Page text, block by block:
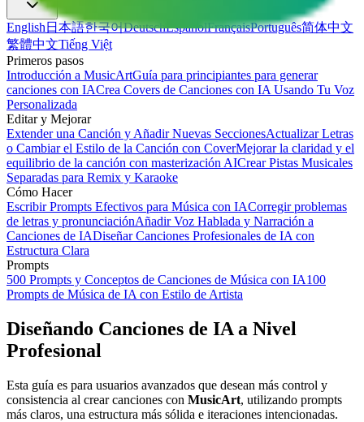
English 日本語한국어DeutschEspañolFrançaisPortuguês简体中文
繁體中文Tiếng Việt
Primeros pasos
Introducción a MusicArtGuía para principiantes para generar
canciones con IACrea Covers de Canciones con IA Usando Tu Voz
Personalizada
Editar y Mejorar
Extender una Canción y Añadir Nuevas SeccionesActualizar Letras
o Cambiar el Estilo de la Canción con CoverMejorar la claridad y el
equilibrio de la canción con masterización AICrear Pistas Musicales
Separadas para Remix y Karaoke
Cómo Hacer
Escribir Prompts Efectivos para Música con IACorregir problemas
de letras y pronunciaciónAñadir Voz Hablada y Narración a
Canciones de IADiseñar Canciones Profesionales de IA con
Estructura Clara
Prompts
500 Prompts y Conceptos de Canciones de Música con IA100
Prompts de Música de IA con Estilo de Artista
Diseñando Canciones de IA a Nivel
Profesional
Esta guía es para usuarios avanzados que desean más control y
consistencia al crear canciones con MusicArt, utilizando prompts
más claros, una estructura más sólida e iteraciones intencionadas.